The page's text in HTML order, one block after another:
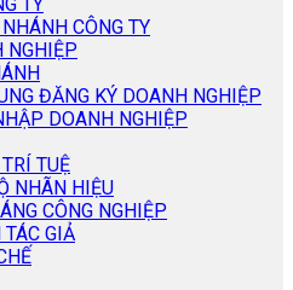
CÔNG TY
NGHIỆP
ĐĂNG KÝ DOANH NGHIỆP
DOANH NGHIỆP
TUỆ
NHÃN HIỆU
CÔNG NGHIỆP
GIẢ